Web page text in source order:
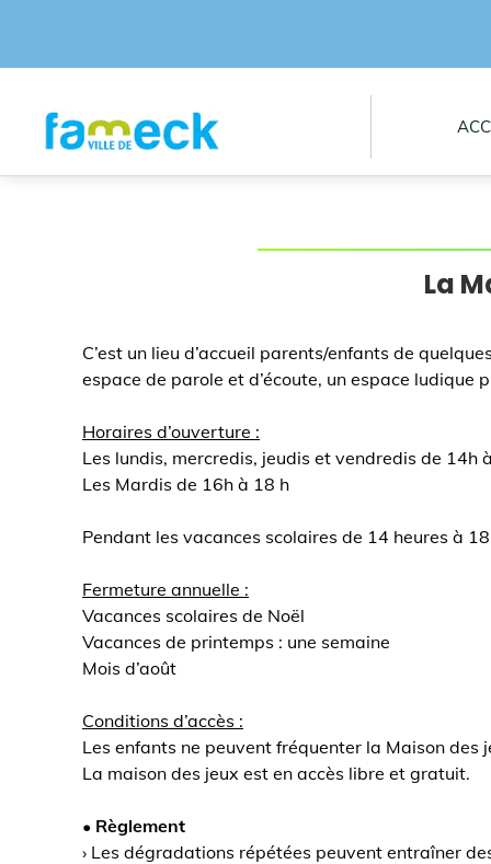
La
C’est un lieu d’accueil parents/enfants de
espace de parole et d’écoute, un espace ludique
Horaires d’ouverture :
Les lundis, mercredis, jeudis et vendredis de 14h
Les Mardis de 16h à 18 h
Pendant les vacances scolaires de 14 heures à
Fermeture annuelle :
Vacances scolaires de Noël
Vacances de printemps : une semaine
Mois d’août
Conditions d’accès :
Les enfants ne peuvent fréquenter la Maison des
La maison des jeux est en accès libre et gratuit.
• Règlement
› Les dégradations répétées peuvent entraîner